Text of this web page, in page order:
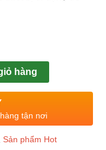
hàng
tận nơi
Sản phẩm Hot